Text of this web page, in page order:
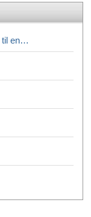
til en…